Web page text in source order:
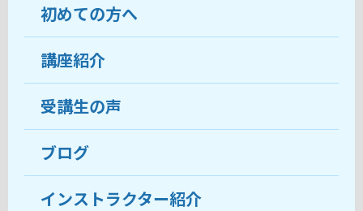
教室について
受講生の声
おすすめ・人気の講座
目的から講座を探す
教室ブログ
初めての方へ
ココがおすすめ
料金
受講までの流れ
よくあるご質問
講座紹介
受講生の声
ブログ
インストラクター紹介